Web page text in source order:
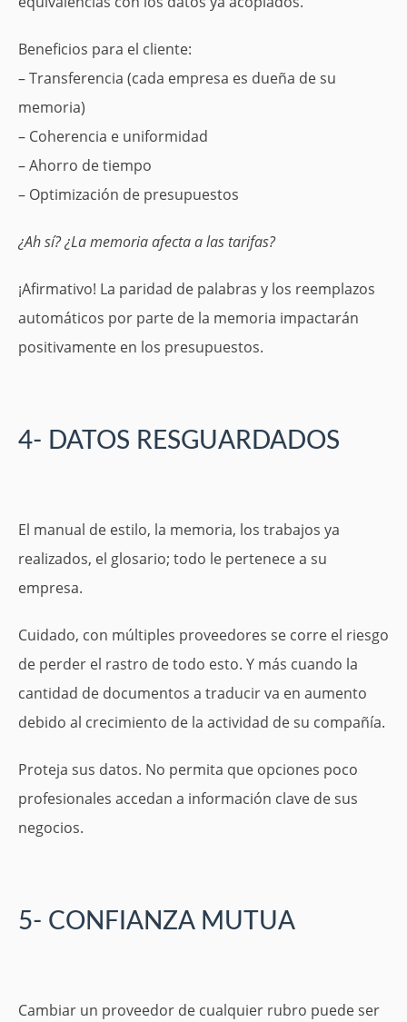
Beneficios para el cliente:
– Transferencia (cada empresa es dueña de su
memoria)
– Coherencia e uniformidad
– Ahorro de tiempo
– Optimización de presupuestos
¿Ah sí? ¿La memoria afecta a las tarifas?
¡Afirmativo! La paridad de palabras y los reemplazos
automáticos por parte de la memoria impactarán
positivamente en los presupuestos.
4- DATOS RESGUARDADOS
El manual de estilo, la memoria, los trabajos ya
realizados, el glosario; todo le pertenece a su
empresa.
Cuidado, con múltiples proveedores se corre el riesgo
de perder el rastro de todo esto. Y más cuando la
cantidad de documentos a traducir va en aumento
debido al crecimiento de la actividad de su compañía.
Proteja sus datos. No permita que opciones poco
profesionales accedan a información clave de sus
negocios.
5- CONFIANZA MUTUA
Cambiar un proveedor de cualquier rubro puede ser